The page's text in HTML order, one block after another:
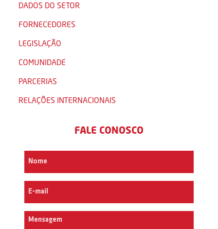
DADOS DO SETOR
FORNECEDORES
LEGISLAÇÃO
COMUNIDADE
PARCERIAS
RELAÇÕES INTERNACIONAIS
FALE CONOSCO